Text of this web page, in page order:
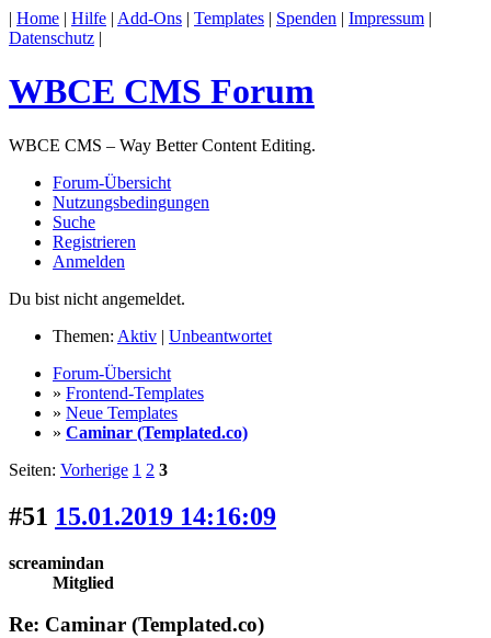
| Home | Hilfe | Add-Ons | Templates | Spenden | Impressum |
Datenschutz |
WBCE CMS Forum
WBCE CMS – Way Better Content Editing.
Forum-Übersicht
Nutzungsbedingungen
Suche
Registrieren
Anmelden
Du bist nicht angemeldet.
Themen: Aktiv | Unbeantwortet
Forum-Übersicht
» Frontend-Templates
» Neue Templates
» Caminar (Templated.co)
Seiten: Vorherige 1 2 3
#51 15.01.2019 14:16:09
screamindan
Mitglied
Re: Caminar (Templated.co)